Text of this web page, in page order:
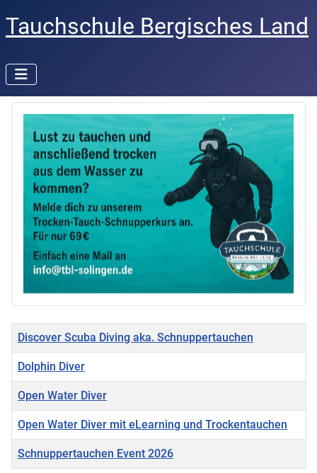
Tauchschule Bergisches Land
Titel
Discover Scuba Diving aka. Schnuppertauchen
Dolphin Diver
Open Water Diver
Open Water Diver mit eLearning und Trockentauchen
Schnuppertauchen Event 2026